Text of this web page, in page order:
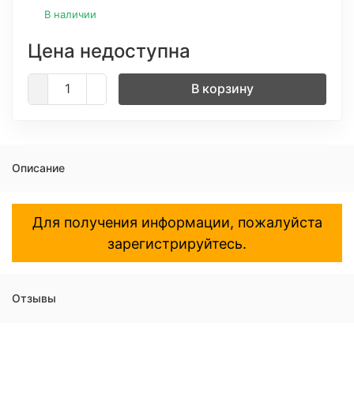
В наличии
Цена недоступна
В корзину
Описание
Для получения информации, пожалуйста
зарегистрируйтесь.
Отзывы